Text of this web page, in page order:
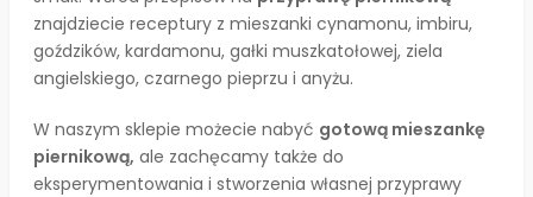
znajdziecie receptury z mieszanki cynamonu, imbiru,
goździków, kardamonu, gałki muszkatołowej, ziela
angielskiego, czarnego pieprzu i anyżu.
W naszym sklepie możecie nabyć gotową mieszankę
piernikową, ale zachęcamy także do
eksperymentowania i stworzenia własnej przyprawy